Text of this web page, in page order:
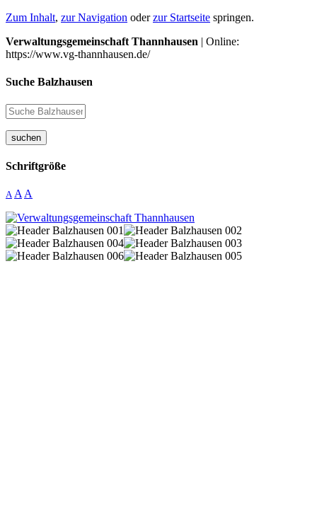
Zum Inhalt, zur Navigation oderzur Startseite springen.
Verwaltungsgemeinschaft Thannhausen | Online:
https://www.vg-thannhausen.de/
Suche Balzhausen
suchen
Schriftgröße
A A A